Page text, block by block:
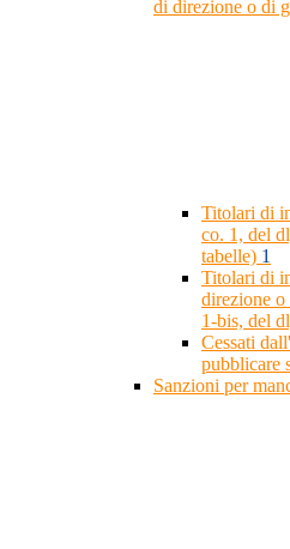
di direzione o di
Titolari di
co. 1, del
tabelle) 1
Titolari di
direzione
1-bis, del
Cessati
pubblicare
Sanzioni per